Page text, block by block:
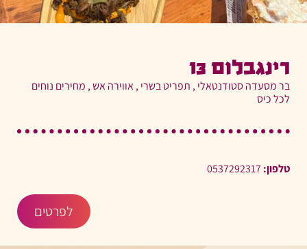
רינגבלום 13
בר מסעדה סטודנטאלי , תפריט בשרי , אווירה אש , מחירים נוחים
לכל כיס
טלפון:
לפרטים